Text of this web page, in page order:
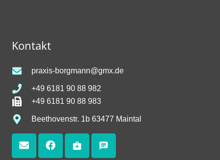
Kontakt
praxis-borgmann@gmx.de
+49 6181 90 88 982
+49 6181 90 88 983
Beethovenstr. 1b 63477 Maintal
medical_services chat